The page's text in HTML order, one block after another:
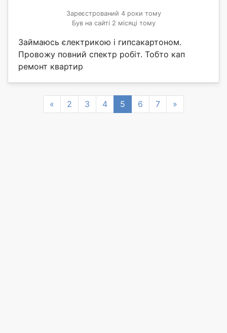
Зареєстрований 4 роки тому
Був на сайті 2 місяці тому
Займаюсь єлектрикою і гипсакартоном.
Провожу повний спектр робіт. Тобто кап
ремонт квартир
« Previous
2 3 4 5 6 7 »